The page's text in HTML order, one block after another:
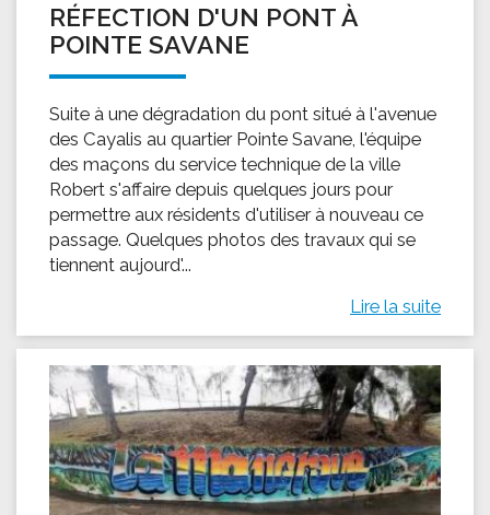
RÉFECTION D'UN PONT À
POINTE SAVANE
Suite à une dégradation du pont situé à l'avenue
des Cayalis au quartier Pointe Savane, l'équipe
des maçons du service technique de la ville
Robert s'affaire depuis quelques jours pour
permettre aux résidents d'utiliser à nouveau ce
passage. Quelques photos des travaux qui se
tiennent aujourd'...
Lire la suite